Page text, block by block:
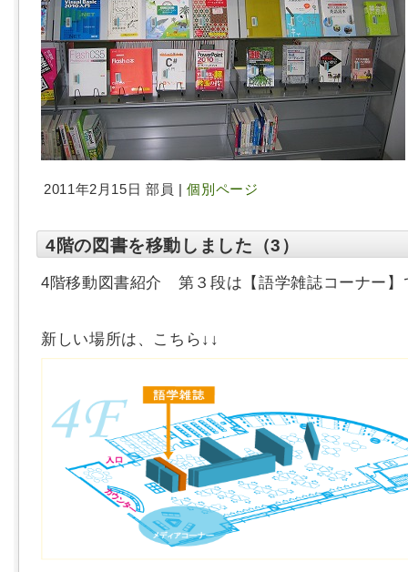
2011年2月15日 部員 |個別ページ
4階の図書を移動しました（3）
4階移動図書紹介 第３段は【語学雑誌コーナー】
新しい場所は、こちら↓↓